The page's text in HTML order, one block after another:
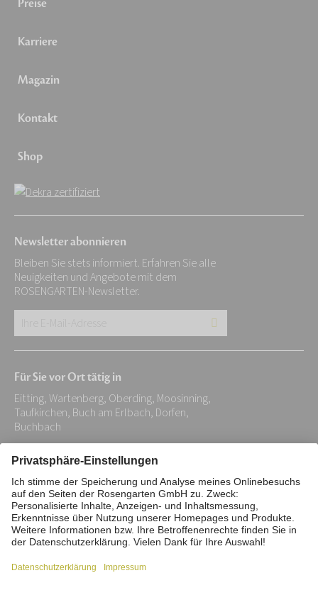
Preise
Karriere
Magazin
Kontakt
Shop
Newsletter abonnieren
Bleiben Sie stets informiert. Erfahren Sie alle
Neuigkeiten und Angebote mit dem
ROSENGARTEN-Newsletter.
Adresse:
*
Für Sie vor Ort tätig in
Eitting, Wartenberg, Oberding, Moosinning,
Taufkirchen, Buch am Erlbach, Dorfen,
Buchbach
Impressum Datenschutz
Stiftung
Interne Meldestelle
Zahlungsmittel
Barrierefreiheitserklärung
Vertrag widerrufen